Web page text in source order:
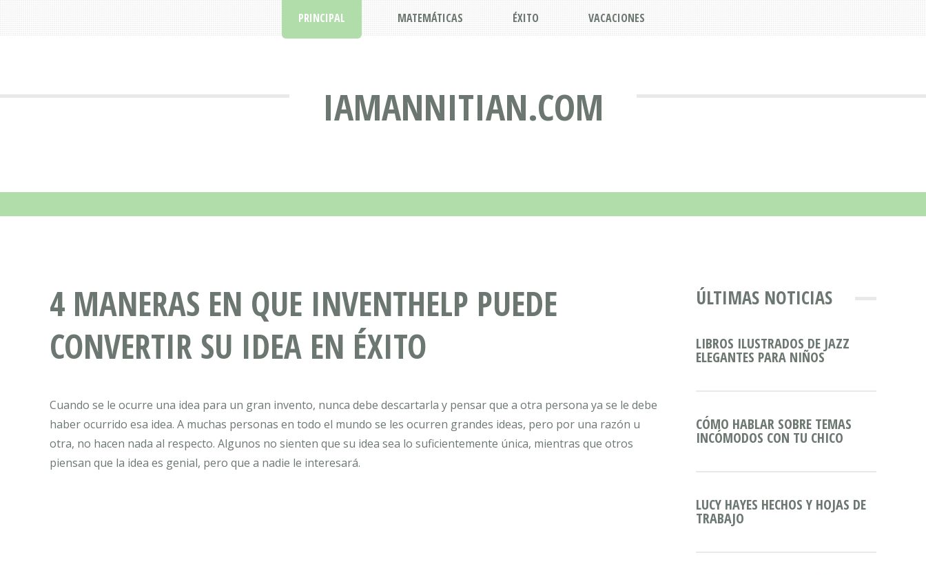
IAMANNITIAN.COM
PRINCIPAL MATEMÁTICAS ÉXITO VACACIONES
4 MANERAS EN QUE INVENTHELP PUEDE
CONVERTIR SU IDEA EN ÉXITO
Cuando se le ocurre una idea para un gran invento, nunca debe descartarla y pensar que a otra persona ya se le debe
haber ocurrido esa idea. A muchas personas en todo el mundo se les ocurren grandes ideas, pero por una razón u
otra, no hacen nada al respecto. Algunos no sienten que su idea sea lo suficientemente única, mientras que otros
piensan que la idea es genial, pero que a nadie le interesará.
ÚLTIMAS NOTICIAS
LIBROS ILUSTRADOS DE JAZZ
ELEGANTES PARA NIÑOS
CÓMO HABLAR SOBRE TEMAS
INCÓMODOS CON TU CHICO
LUCY HAYES HECHOS Y HOJAS DE
TRABAJO